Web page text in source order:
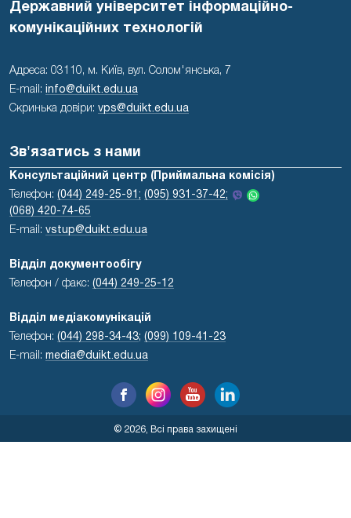
Державний університет інформаційно-
комунікаційних технологій
Адреса: 03110, м. Київ, вул. Солом'янська, 7
E-mail: info@duikt.edu.ua
Скринька довіри: vps@duikt.edu.ua
Зв'язатись з нами
Консультаційний центр (Приймальна комісія)
Телефон: (044) 249-25-91; (095) 931-37-42;
(068) 420-74-65
E-mail: vstup@duikt.edu.ua
Відділ документообігу
Телефон / факс: (044) 249-25-12
Відділ медіакомунікацій
Телефон: (044) 298-34-43; (099) 109-41-23
E-mail: media@duikt.edu.ua
© 2026, Всі права захищені